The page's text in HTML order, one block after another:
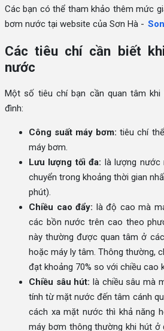
Các bạn có thể tham khảo thêm mức
bơm nước tại website của Sơn Hà -
Các tiêu chí cần biết
nước
Một số tiêu chí bạn cần quan tâm
đình:
Công suất máy bơm: tiêu chí
máy bơm.
Lưu lượng tối đa: là lượng
chuyển trong khoảng thời gian
phút).
Chiều cao đẩy: là độ cao mà
các bồn nước trên cao theo
này thường được quan tâm ở
hoặc máy ly tâm. Thông thường,
đạt khoảng 70% so với chiều cao
Chiều sâu hút: là chiều sâu mà
tính từ mặt nước đến tâm cánh
cách xa mặt nước thì khả năng
máy bơm thông thường khi hút